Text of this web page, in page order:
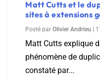
Matt Cutts et le
sites à extensions
Posté par Olivier Andrieu |
Matt Cutts explique
phénomène de
constaté par...